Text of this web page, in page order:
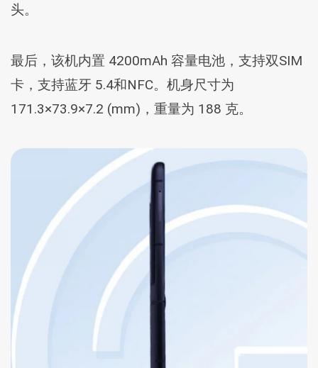
头。
最后，该机内置 4200mAh 容量电池，支持双SIM
卡，支持蓝牙 5.4和NFC。机身尺寸为
171.3×73.9×7.2 (mm)，重量为 188 克。